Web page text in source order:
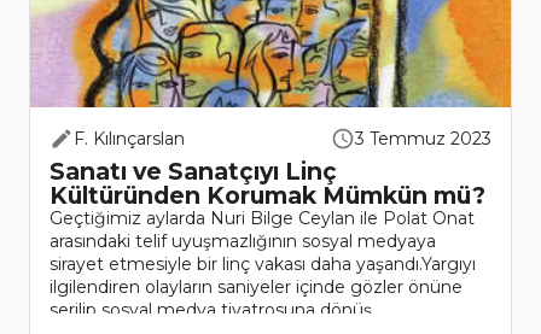
F. Kılınçarslan 3 Temmuz 2023
Sanatı ve Sanatçıyı Linç
Kültüründen Korumak Mümkün mü?
Geçtiğimiz aylarda Nuri Bilge Ceylan ile Polat Onat
arasındaki telif uyuşmazlığının sosyal medyaya
sirayet etmesiyle bir linç vakası daha yaşandı.Yargıyı
ilgilendiren olayların saniyeler içinde gözler önüne
serilip sosyal medya tiyatrosuna dönüş..